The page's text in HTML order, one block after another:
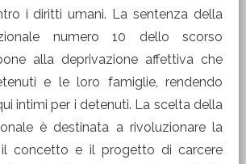
i diritti umani. La sentenza della
numero 10 dello scorso
alla deprivazione affettiva che
e le loro famiglie, rendendo
intimi per i detenuti. La scelta della
è destinata a rivoluzionare la
concetto e il progetto di carcere